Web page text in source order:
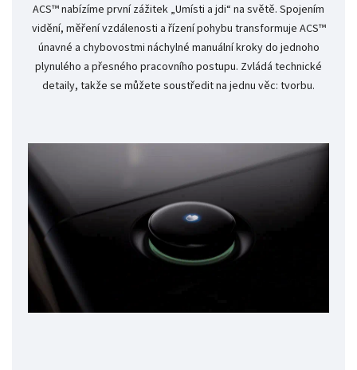
ACS™ nabízíme první zážitek „Umísti a jdi“ na světě. Spojením
vidění, měření vzdálenosti a řízení pohybu transformuje ACS™
únavné a chybovostmi náchylné manuální kroky do jednoho
plynulého a přesného pracovního postupu. Zvládá technické
detaily, takže se můžete soustředit na jednu věc: tvorbu.